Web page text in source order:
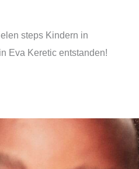
steps Kindern in
Eva Keretic entstanden!